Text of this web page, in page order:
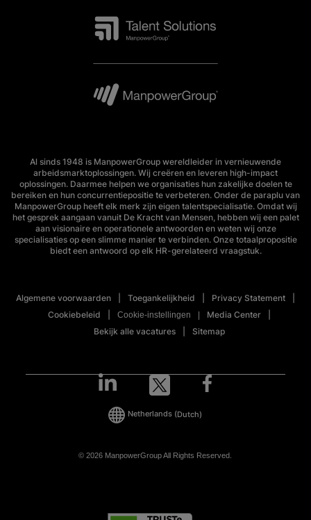
Al sinds 1948 is ManpowerGroup wereldleider in vernieuwende
arbeidsmarktoplossingen. Wij creëren en leveren high-impact
oplossingen. Daarmee helpen we organisaties hun zakelijke doelen te
bereiken en hun concurrentiepositie te verbeteren. Onder de paraplu van
ManpowerGroup heeft elk merk zijn eigen talentspecialisatie. Omdat wij
het gesprek aangaan vanuit De Kracht van Mensen, hebben wij een palet
aan visionaire en operationele antwoorden en weten wij onze
specialisaties op een slimme manier te verbinden. Onze totaalpropositie
biedt een antwoord op elk HR-gerelateerd vraagstuk.
Algemene voorwaarden Toegankelijkheid
Privacy Statement
Cookiebeleid
Cookie-instellingen
Media Center
Bekijk alle vacatures
Sitemap
© 2026 ManpowerGroup All Rights Reserved.
Netherlands (Dutch)